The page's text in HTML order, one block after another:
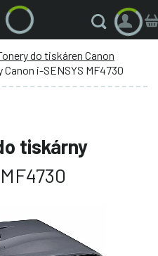
do tiskáren Canon
i-SENSYS MF4730
tiskárny